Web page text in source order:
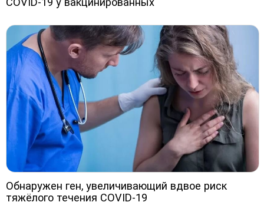
Обнаружен ген, увеличивающий вдвое риск
тяжёлого течения COVID-19